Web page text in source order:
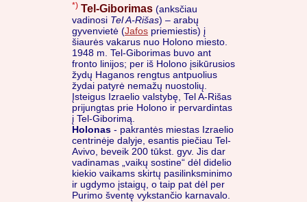
*) Tel-Giborimas (anksčiau
vadinosi Tel A-Rišas) – arabų
gyvenvietė (Jafos priemiestis) į
šiaurės vakarus nuo Holono miesto.
1948 m. Tel-Giborimas buvo ant
fronto linijos; per iš Holono įsikūrusios
žydų Haganos rengtus antpuolius
žydai patyrė nemažų nuostolių.
Įsteigus Izraelio valstybę, Tel A-Rišas
prijungtas prie Holono ir pervardintas
į Tel-Giborimą.
Holonas - pakrantės miestas Izraelio
centrinėje dalyje, esantis piečiau Tel-
Avivo, beveik 200 tūkst. gyv. Jis dar
vadinamas „vaikų sostine“ dėl didelio
kiekio vaikams skirtų pasilinksminimo
ir ugdymo įstaigų, o taip pat dėl per
Purimo šventę vykstančio karnavalo.